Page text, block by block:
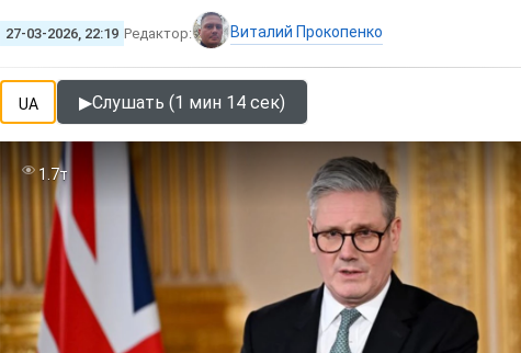
27-03-2026, 22:19 Редактор: Виталий Прокопенко
UA ▶Слушать (1 мин 14 сек)
1.7т